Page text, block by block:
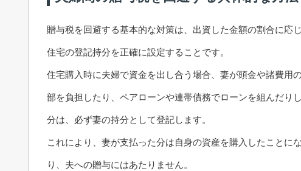
贈与税を回避する基本的な対策は、出資した金額の割合に応
住宅の登記持分を正確に設定することです。
住宅購入時に夫婦で資金を出し合う場合、妻が頭金や諸費用
部を負担したり、ペアローンや連帯債務でローンを組んだり
分は、必ず妻の持分として登記します。
これにより、妻が支払った分は自身の資産を購入したことにな
り、夫への贈与にはあたりません。